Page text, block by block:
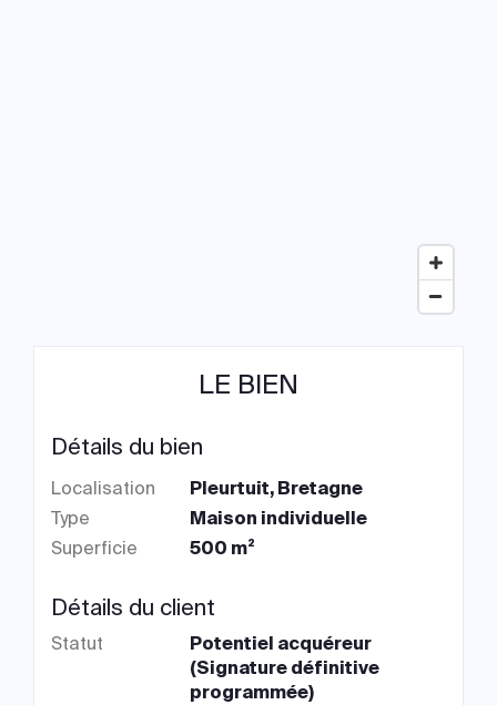
LE BIEN
Détails du bien
Localisation
Pleurtuit, Bretagne
Type
Maison individuelle
Superficie
500 m²
Détails du client
Statut
Potentiel acquéreur
(Signature définitive
programmée)